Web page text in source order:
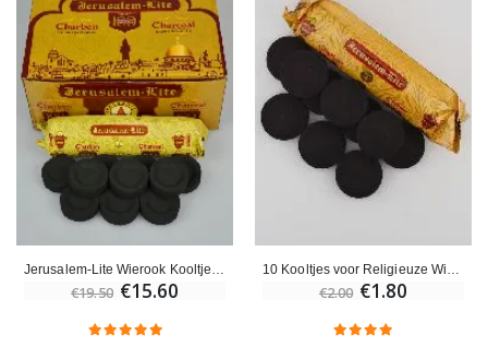
€19.50 €15.60 €2.00 €1.80